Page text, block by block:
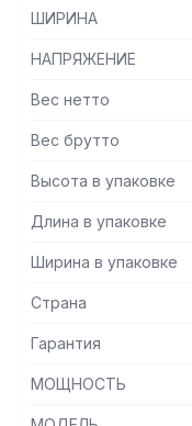
стали
– Освещение камеры
камере
нагревательные
образом, чтобы
Панель управления:
– Регулировка
– Включение
ШИРИНА
НАПРЯЖЕНИЕ
Вес нетто
Вес брутто
Высота в упаковке
Длина в упаковке
Ширина в упаковке
Страна
Гарантия
МОЩНОСТЬ